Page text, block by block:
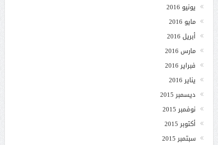
يونيو 2016
مايو 2016
أبريل 2016
مارس 2016
فبراير 2016
يناير 2016
ديسمبر 2015
نوفمبر 2015
أكتوبر 2015
سبتمبر 2015